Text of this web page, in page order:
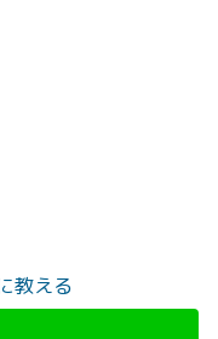
教える